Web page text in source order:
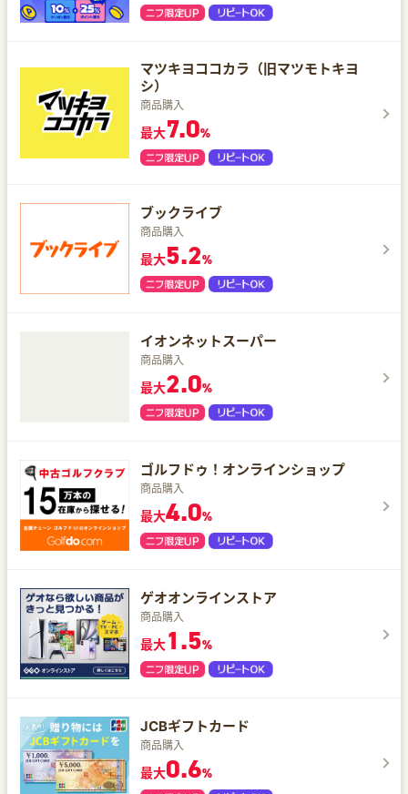
マツキヨココカラ（旧マツモトキヨ
シ）
商品購入
最大7.0%
ブックライブ
商品購入
最大5.2%
イオンネットスーパー
商品購入
最大2.0%
ゴルフドゥ！オンラインショップ
商品購入
最大4.0%
ゲオオンラインストア
商品購入
最大1.5%
JCBギフトカード
商品購入
最大0.6%